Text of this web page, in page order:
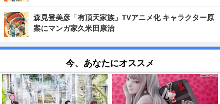
森見登美彦「有頂天家族」TVアニメ化 キャラクター原
案にマンガ家久米田康治
今、あなたにオススメ